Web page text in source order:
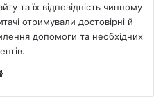
та їх відповідність чинному
отримували достовірні й
допомоги та необхідних